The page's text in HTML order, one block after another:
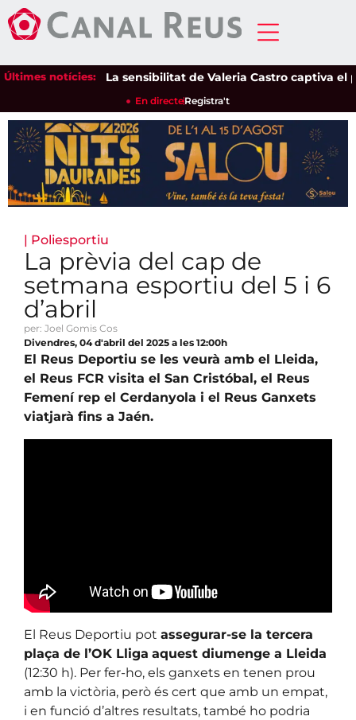
Últimes notícies:La sensibilitat de Valeria Castro captiva el
En directeRegistra't
| Poliesportiu
La prèvia del cap de
setmana esportiu del 5 i 6
d’abril
per: Joel Gomis Cos
Divendres, 04 d'abril del 2025 a les 12:00h
El Reus Deportiu se les veurà amb el Lleida,
el Reus FCR visita el San Cristóbal, el Reus
Femení rep el Cerdanyola i el Reus Ganxets
viatjarà fins a Jaén.
El Reus Deportiu pot assegurar-se la tercera
plaça de l’OK Lliga aquest diumenge a Lleida
(12:30 h). Per fer-ho, els ganxets en tenen prou
amb la victòria, però és cert que amb un empat,
i en funció d’altres resultats, també ho podria